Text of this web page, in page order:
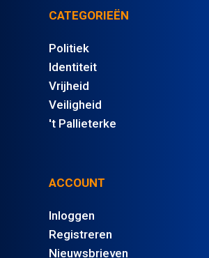
CATEGORIEËN
Politiek
Identiteit
Vrijheid
Veiligheid
't Pallieterke
ACCOUNT
Inloggen
Registreren
Nieuwsbrieven